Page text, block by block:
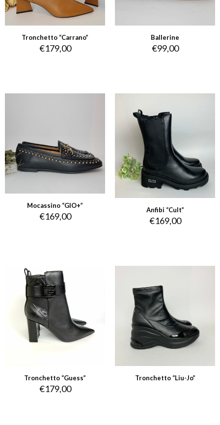
Tronchetto “Carrano”
€179,00
Ballerine
€99,00
Mocassino “GIO+”
€169,00
Anfibi “Cult”
€169,00
Tronchetto “Guess”
€179,00
Tronchetto “Liu-Jo”